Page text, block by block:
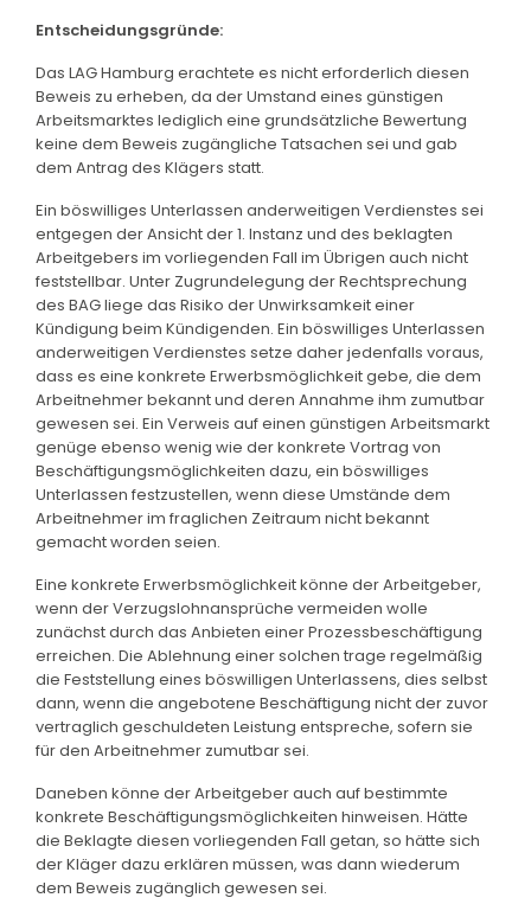
Entscheidungsgründe:
Das LAG Hamburg erachtete es nicht erforderlich diesen
Beweis zu erheben, da der Umstand eines günstigen
Arbeitsmarktes lediglich eine grundsätzliche Bewertung
keine dem Beweis zugängliche Tatsachen sei und gab
dem Antrag des Klägers statt.
Ein böswilliges Unterlassen anderweitigen Verdienstes sei
entgegen der Ansicht der 1. Instanz und des beklagten
Arbeitgebers im vorliegenden Fall im Übrigen auch nicht
feststellbar. Unter Zugrundelegung der Rechtsprechung
des BAG liege das Risiko der Unwirksamkeit einer
Kündigung beim Kündigenden. Ein böswilliges Unterlassen
anderweitigen Verdienstes setze daher jedenfalls voraus,
dass es eine konkrete Erwerbsmöglichkeit gebe, die dem
Arbeitnehmer bekannt und deren Annahme ihm zumutbar
gewesen sei. Ein Verweis auf einen günstigen Arbeitsmarkt
genüge ebenso wenig wie der konkrete Vortrag von
Beschäftigungsmöglichkeiten dazu, ein böswilliges
Unterlassen festzustellen, wenn diese Umstände dem
Arbeitnehmer im fraglichen Zeitraum nicht bekannt
gemacht worden seien.
Eine konkrete Erwerbsmöglichkeit könne der Arbeitgeber,
wenn der Verzugslohnansprüche vermeiden wolle
zunächst durch das Anbieten einer Prozessbeschäftigung
erreichen. Die Ablehnung einer solchen trage regelmäßig
die Feststellung eines böswilligen Unterlassens, dies selbst
dann, wenn die angebotene Beschäftigung nicht der zuvor
vertraglich geschuldeten Leistung entspreche, sofern sie
für den Arbeitnehmer zumutbar sei.
Daneben könne der Arbeitgeber auch auf bestimmte
konkrete Beschäftigungsmöglichkeiten hinweisen. Hätte
die Beklagte diesen vorliegenden Fall getan, so hätte sich
der Kläger dazu erklären müssen, was dann wiederum
dem Beweis zugänglich gewesen sei.